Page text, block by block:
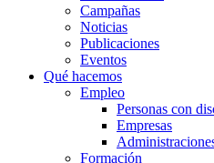
Campañas
Noticias
Publicaciones
Eventos
Qué hacemos
Empleo
Personas con
Empresas
Formación